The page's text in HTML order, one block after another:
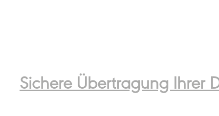
Sichere Übertragung Ihrer